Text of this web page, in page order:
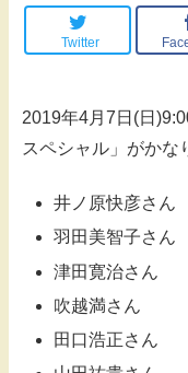
Twitter
2019年4月7日(日
スペシャル」がかな
井ノ原快彦さん
羽田美智子さん
津田寛治さん
吹越満さん
田口浩正さん